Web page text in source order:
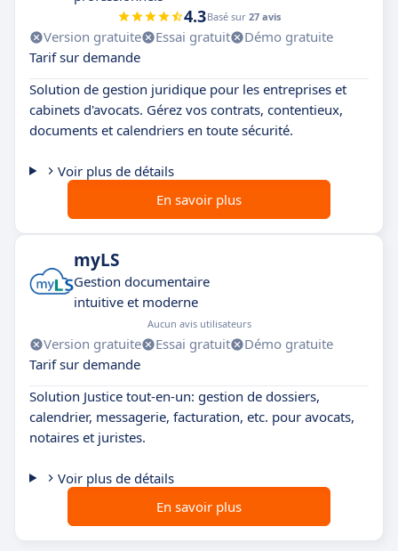
4.3Basé sur 27 avis
Version gratuite Essai gratuit
Démo gratuite
Tarif sur demande
Solution de gestion juridique pour les entreprises et
cabinets d'avocats. Gérez vos contrats, contentieux,
documents et calendriers en toute sécurité.
Voir plus de détails
En savoir plus
myLS
Gestion documentaire
intuitive et moderne
Aucun avis utilisateurs
Version gratuite Essai gratuit
Démo gratuite
Tarif sur demande
Solution Justice tout-en-un: gestion de dossiers,
calendrier, messagerie, facturation, etc. pour avocats,
notaires et juristes.
Voir plus de détails
En savoir plus